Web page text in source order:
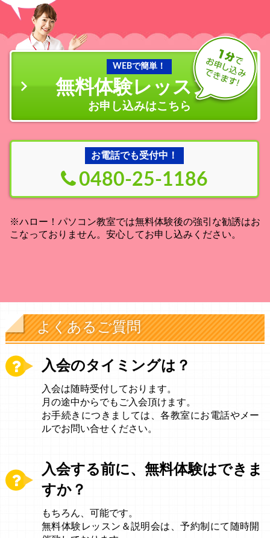
WEBで簡単！
無料体験レッスン
お申し込みはこちら
お電話でも受付中！
0480-25-1186
※ハロー！パソコン教室では無料体験後の強引な勧誘はお
こなっておりません。安心してお申し込みください。
よくあるご質問
入会のタイミングは？
入会は随時受付しております。
月の途中からでもご入会頂けます。
お手続きにつきましては、各教室にお電話やメー
ルでお問い合せください。
入会する前に、無料体験はできま
すか？
もちろん、可能です。
無料体験レッスン＆説明会は、予約制にて随時開